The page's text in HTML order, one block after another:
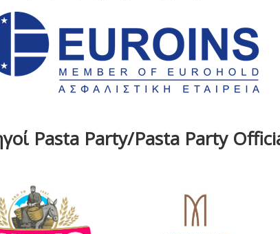
Pasta Party/Pasta Party